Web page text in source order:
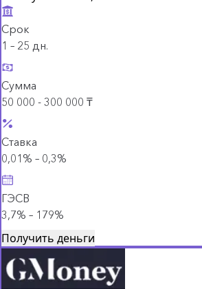
Срок
1 – 25 дн.
Сумма
50 000 - 300 000 ₸
Ставка
0,01% – 0,3%
ГЭСВ
3,7% – 179%
Получить деньги